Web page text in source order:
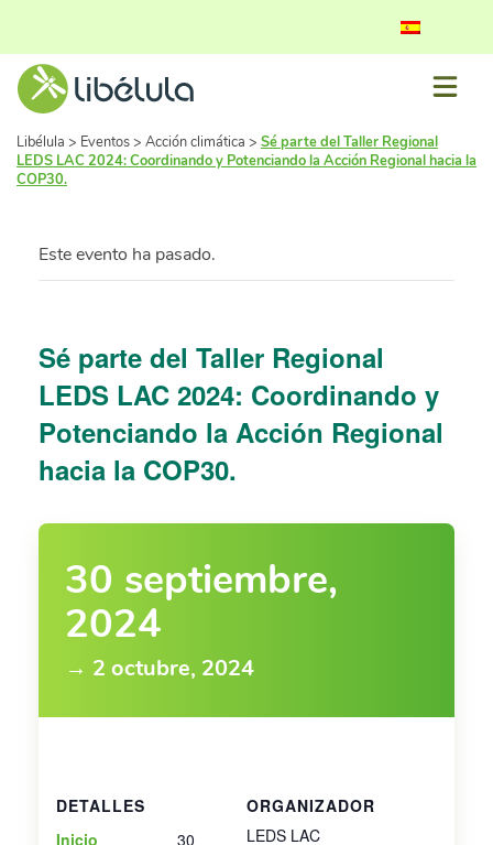
Libélula > Eventos> Acción climática > Sé parte del Taller Regional
LEDS LAC 2024: Coordinando y Potenciando la Acción Regional hacia la
COP30.
Este evento ha pasado.
Sé parte del Taller Regional
LEDS LAC 2024: Coordinando y
Potenciando la Acción Regional
hacia la COP30.
30 septiembre,
2024
→ 2 octubre, 2024
DETALLES
Inicio
30
ORGANIZADOR
LEDS LAC